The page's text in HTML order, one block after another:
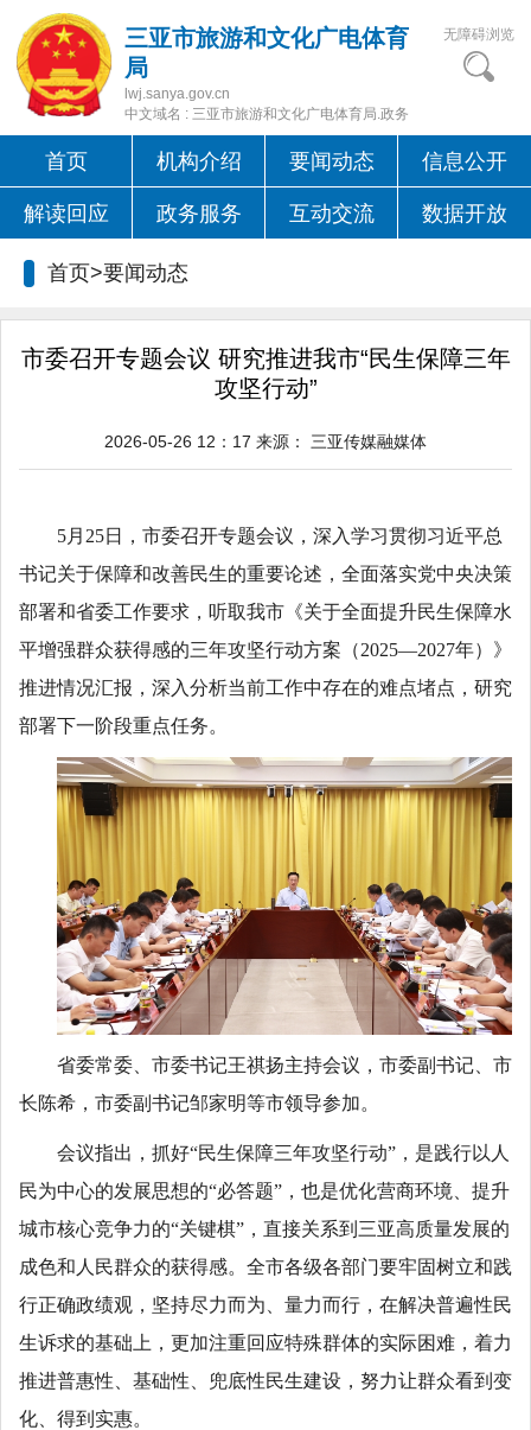
三亚市旅游和文化广电体育
局
lwj.sanya.gov.cn
中文域名 : 三亚市旅游和文化广电体育局.政务
无障碍浏览
首页 机构介绍 要闻动态 信息公开
解读回应 政务服务 互动交流 数据开放
首页>要闻动态
市委召开专题会议 研究推进我市“民生保障三年
攻坚行动”
2026-05-26 12：17 来源： 三亚传媒融媒体
5月25日，市委召开专题会议，深入学习贯彻习近平总
书记关于保障和改善民生的重要论述，全面落实党中央决策
部署和省委工作要求，听取我市《关于全面提升民生保障水
平增强群众获得感的三年攻坚行动方案（2025—2027年）》
推进情况汇报，深入分析当前工作中存在的难点堵点，研究
部署下一阶段重点任务。
省委常委、市委书记王祺扬主持会议，市委副书记、市
长陈希，市委副书记邹家明等市领导参加。
会议指出，抓好“民生保障三年攻坚行动”，是践行以人
民为中心的发展思想的“必答题”，也是优化营商环境、提升
城市核心竞争力的“关键棋”，直接关系到三亚高质量发展的
成色和人民群众的获得感。全市各级各部门要牢固树立和践
行正确政绩观，坚持尽力而为、量力而行，在解决普遍性民
生诉求的基础上，更加注重回应特殊群体的实际困难，着力
推进普惠性、基础性、兜底性民生建设，努力让群众看到变
化、得到实惠。